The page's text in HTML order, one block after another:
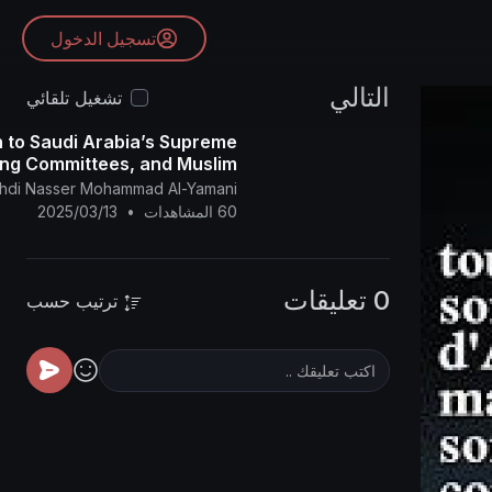
تسجيل الدخول
التالي
تشغيل تلقائي
Saudi Arabia’s Supreme
Committees, and Muslim
and use the Naked Eye.
Nasser Mohammad Al-Yamani
60 المشاهدات
•
2025/03/13
0 تعليقات ترتيب حسب